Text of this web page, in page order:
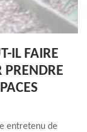
IL FAIRE
PRENDRE
entretenu de